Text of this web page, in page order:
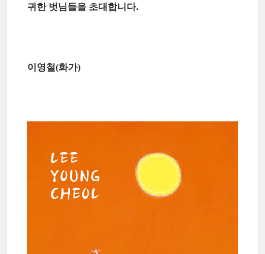
귀한 벗님들을 초대합니다.
이영철(화가)